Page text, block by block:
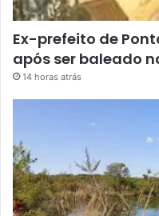
Ex-prefeito de
após ser baleado
14 horas atrás